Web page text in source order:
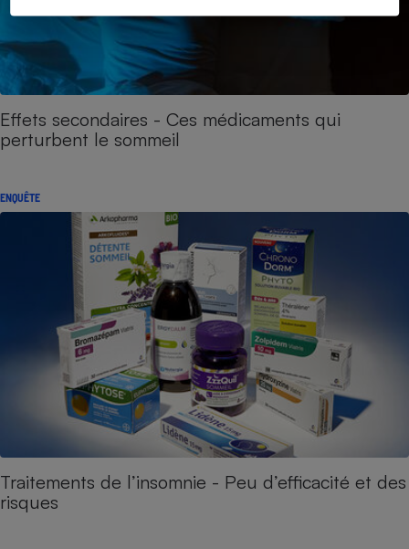
Effets secondaires - Ces médicaments qui
perturbent le sommeil
ENQUÊTE
Traitements de l’insomnie - Peu d’efficacité et des
risques